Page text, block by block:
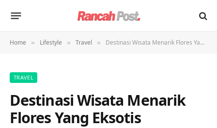
Home » Lifestyle » Travel » Destinasi Wisata Menarik Flores Yang Eksotis
TRAVEL
Destinasi Wisata Menarik
Flores Yang Eksotis